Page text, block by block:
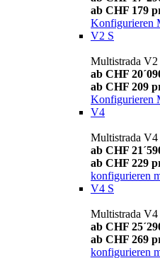
ab CHF 179
Konfigurieren
V2 S
Multistrada V2
ab CHF
ab CHF 209
Konfigurieren
V4
Multistrada V4
ab CHF
ab CHF 229
konfigurieren
V4 S
Multistrada V4
ab CHF
ab CHF 269
konfigurieren